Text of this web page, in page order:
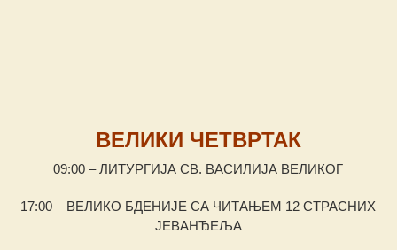
ВЕЛИКИ ЧЕТВРТАК
09:00 – ЛИТУРГИЈА СВ. ВАСИЛИЈА ВЕЛИКОГ
17:00 – ВЕЛИКО БДЕНИЈЕ СА ЧИТАЊЕМ 12 СТРАСНИХ
ЈЕВАНЂЕЉА